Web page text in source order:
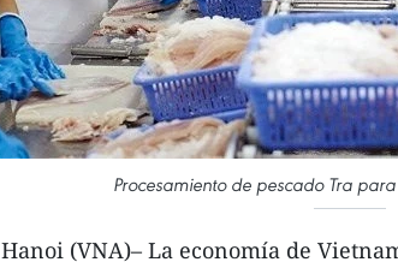
Procesamiento de pescado Tra
Hanoi (VNA)– La economía de